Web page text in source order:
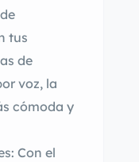
tus
de
voz, la
cómoda y
Con el